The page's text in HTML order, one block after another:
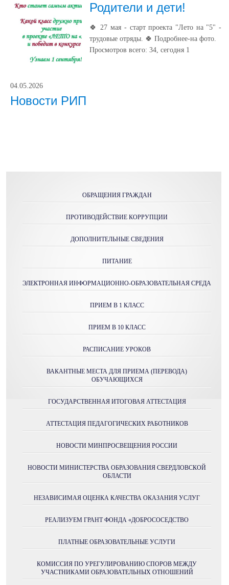
Родители и дети!
🍀 27 мая - старт проекта "Лето на "5" -
трудовые отряды. 🍀 Подробнее-на фото.
Просмотров всего: 34, сегодня 1
04.05.2026
Новости РИП
ОБРАЩЕНИЯ ГРАЖДАН
ПРОТИВОДЕЙСТВИЕ КОРРУПЦИИ
ДОПОЛНИТЕЛЬНЫЕ СВЕДЕНИЯ
ПИТАНИЕ
ЭЛЕКТРОННАЯ ИНФОРМАЦИОННО-ОБРАЗОВАТЕЛЬНАЯ СРЕДА
ПРИЕМ В 1 КЛАСС
ПРИЕМ В 10 КЛАСС
РАСПИСАНИЕ УРОКОВ
ВАКАНТНЫЕ МЕСТА ДЛЯ ПРИЕМА (ПЕРЕВОДА)
ОБУЧАЮЩИХСЯ
ГОСУДАРСТВЕННАЯ ИТОГОВАЯ АТТЕСТАЦИЯ
АТТЕСТАЦИЯ ПЕДАГОГИЧЕСКИХ РАБОТНИКОВ
НОВОСТИ МИНПРОСВЕЩЕНИЯ РОССИИ
НОВОСТИ МИНИСТЕРСТВА ОБРАЗОВАНИЯ СВЕРДЛОВСКОЙ
ОБЛАСТИ
НЕЗАВИСИМАЯ ОЦЕНКА КАЧЕСТВА ОКАЗАНИЯ УСЛУГ
РЕАЛИЗУЕМ ГРАНТ ФОНДА «ДОБРОСОСЕДСТВО
ПЛАТНЫЕ ОБРАЗОВАТЕЛЬНЫЕ УСЛУГИ
КОМИССИЯ ПО УРЕГУЛИРОВАНИЮ СПОРОВ МЕЖДУ
УЧАСТНИКАМИ ОБРАЗОВАТЕЛЬНЫХ ОТНОШЕНИЙ